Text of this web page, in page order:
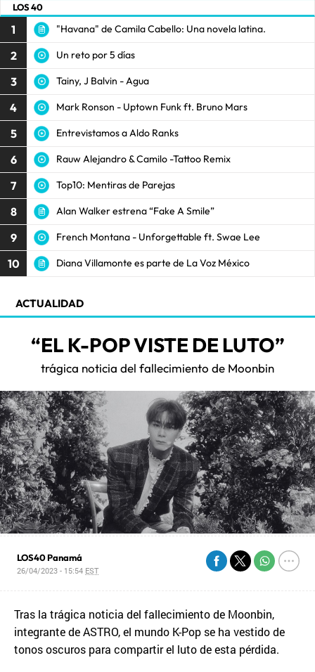
LOS 40
1 "Havana" de Camila Cabello: Una novela latina.
2 Un reto por 5 días
3 Tainy, J Balvin - Agua
4 Mark Ronson - Uptown Funk ft. Bruno Mars
5 Entrevistamos a Aldo Ranks
6 Rauw Alejandro & Camilo -Tattoo Remix
7 Top10: Mentiras de Parejas
8 Alan Walker estrena “Fake A Smile”
9 French Montana - Unforgettable ft. Swae Lee
10 Diana Villamonte es parte de La Voz México
ACTUALIDAD
“EL K-POP VISTE DE LUTO”
trágica noticia del fallecimiento de Moonbin
LOS40 Panamá
26/04/2023 - 15:54 EST
Tras la trágica noticia del fallecimiento de Moonbin,
integrante de ASTRO, el mundo K-Pop se ha vestido de
tonos oscuros para compartir el luto de esta pérdida.